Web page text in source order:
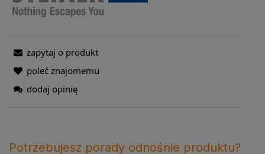
zapytaj o produkt
poleć znajomemu
dodaj opinię
Potrzebujesz porady odnośnie produktu?